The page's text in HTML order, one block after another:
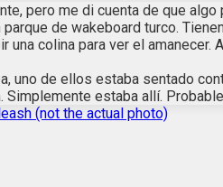
pero me di cuenta de que algo
de wakeboard turco.
una colina para ver el
uno de ellos estaba sentado
Simplemente estaba allí.
(not the actual photo)